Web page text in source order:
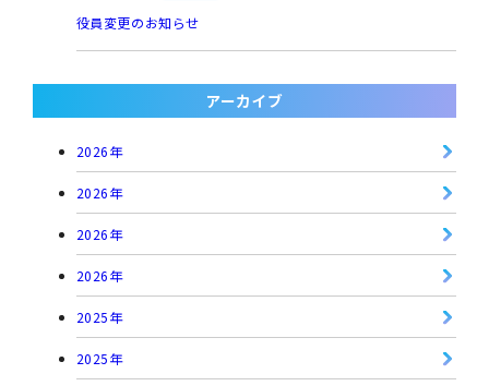
役員変更のお知らせ
アーカイブ
2026年
2026年
2026年
2026年
2025年
2025年